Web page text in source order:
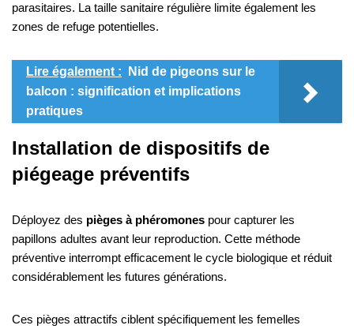
parasitaires. La taille sanitaire régulière limite également les
zones de refuge potentielles.
Lire également :
Nid de pigeons sur le
balcon : signification et implications
pratiques
Installation de dispositifs de
piégeage préventifs
Déployez des pièges à phéromones pour capturer les
papillons adultes avant leur reproduction. Cette méthode
préventive interrompt efficacement le cycle biologique et réduit
considérablement les futures générations.
Ces pièges attractifs ciblent spécifiquement les femelles